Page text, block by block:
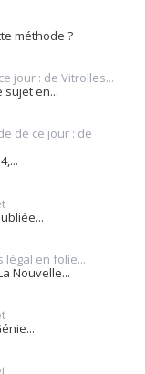
méthode ?
jour : de Vitrolles...
en...
de ce jour : de
légal en folie...
Nouvelle...